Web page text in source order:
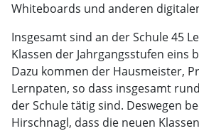
Whiteboards und anderen
Insgesamt sind an der Schule 45
Klassen der Jahrgangsstufen eins
Dazu kommen der Hausmeister,
Lernpaten, so dass insgesamt
der Schule tätig sind. Deswegen
Hirschnagl, dass die neuen